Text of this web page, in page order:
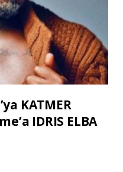
KATMER
IDRIS ELBA